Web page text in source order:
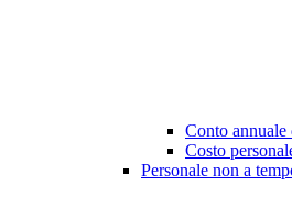
Conto annuale
Costo
Personale non a